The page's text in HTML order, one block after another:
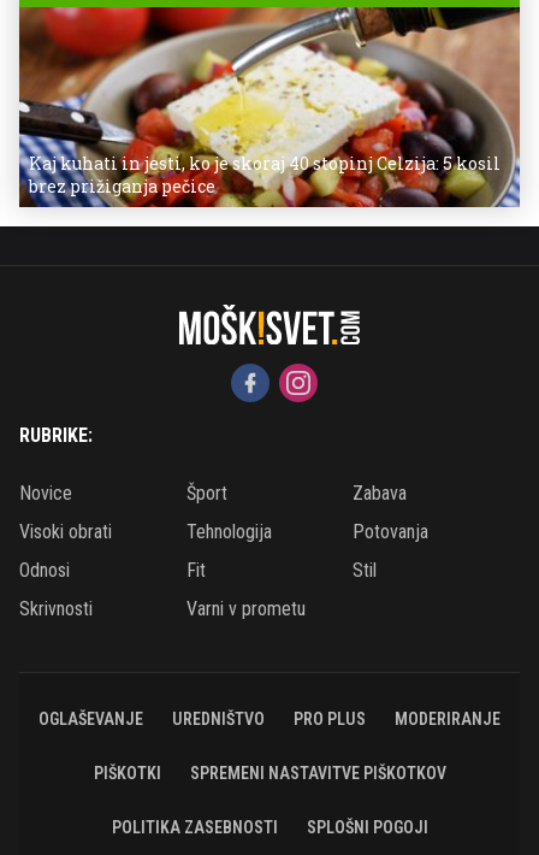
Kaj kuhati in jesti, ko je skoraj 40 stopinj Celzija: 5 kosil
brez prižiganja pečice
RUBRIKE:
Novice Šport
Zabava
Visoki obrati
Tehnologija
Potovanja
Odnosi
Fit
Stil
Skrivnosti
Varni v prometu
OGLAŠEVANJE UREDNIŠTVO PRO PLUS MODERIRANJE
PIŠKOTKI SPREMENI NASTAVITVE PIŠKOTKOV
POLITIKA ZASEBNOSTI SPLOŠNI POGOJI